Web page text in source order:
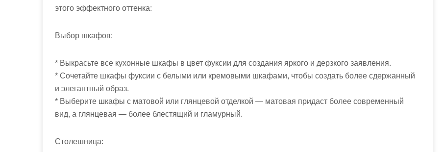
этого эффектного оттенка:
Выбор шкафов:
* Выкрасьте все кухонные шкафы в цвет фуксии для создания яркого и дерзкого заявления.
* Сочетайте шкафы фуксии с белыми или кремовыми шкафами, чтобы создать более сдержанный
и элегантный образ.
* Выберите шкафы с матовой или глянцевой отделкой — матовая придаст более современный
вид, а глянцевая — более блестящий и гламурный.
Столешница: